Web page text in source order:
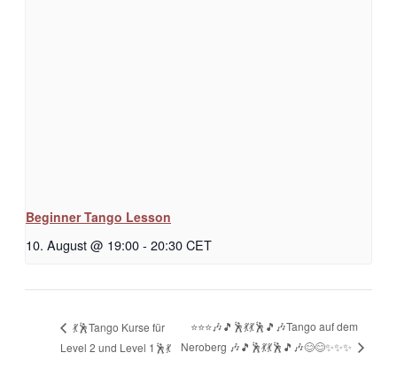
Beginner Tango Lesson
10. August @ 19:00- 20:30CET
💃🕺Tango Kurse für
Level 2 und Level 1🕺💃
⭐⭐⭐🎶🎵🕺💃💃🕺🎵🎶Tango auf dem
Neroberg 🎶🎵🕺💃💃🕺🎵🎶😊😊✨✨✨